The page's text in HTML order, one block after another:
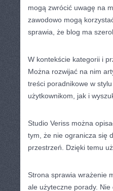
mogą zwrócić uwagę na
zawodowo mogą
sprawia, że blog ma
W kontekście kategorii i
Można rozwijać na nim
treści poradnikowe w
użytkownikom, jak i
Studio Veriss można
tym, że nie ogranicza się
przestrzeń. Dzięki temu
Strona sprawia wrażenie
ale użyteczne porady.